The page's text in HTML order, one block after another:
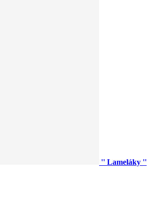
'' Lameláky ''